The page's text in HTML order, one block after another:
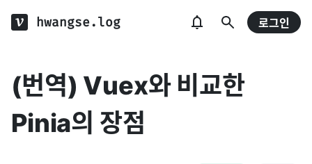
hwangse.log 로그인
(번역) Vuex와 비교한
Pinia의 장점